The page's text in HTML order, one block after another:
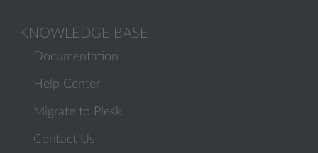
KNOWLEDGE BASE
Documentation
Help Center
Migrate to Plesk
Contact Us